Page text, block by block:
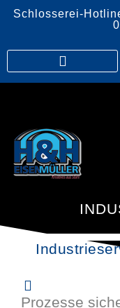
Schlosserei-
Prozesse